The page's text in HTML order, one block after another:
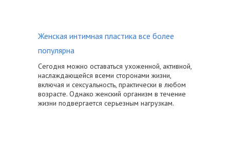
Женская интимная пластика все более
популярна
Сегодня можно оставаться ухоженной, активной,
наслаждающейся всеми сторонами жизни,
включая и сексуальность, практически в любом
возрасте. Однако женский организм в течение
жизни подвергается серьезным нагрузкам.